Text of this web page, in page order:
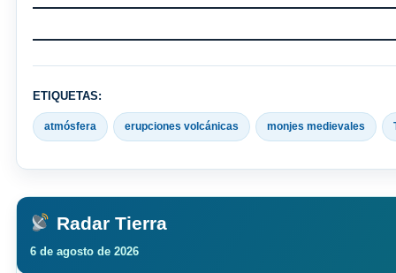
ETIQUETAS:
atmósfera erupciones volcánicas monjes medievales
Radar Tierra
6 de agosto de 2026